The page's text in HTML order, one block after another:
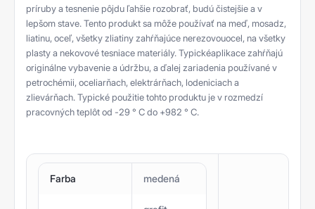
príruby a tesnenie pôjdu ľahšie rozobrať, budú čistejšie a v
lepšom stave. Tento produkt sa môže používať na meď, mosadz,
liatinu, oceľ, všetky zliatiny zahŕňajúce nerezovouocel, na všetky
plasty a nekovové tesniace materiály. Typickéaplikace zahŕňajú
originálne vybavenie a údržbu, a ďalej zariadenia používané v
petrochémii, oceliarňach, elektrárňach, lodeniciach a
zlievárňach. Typické použitie tohto produktu je v rozmedzí
pracovných teplôt od -29 ° C do +982 ° C.
Farba medená